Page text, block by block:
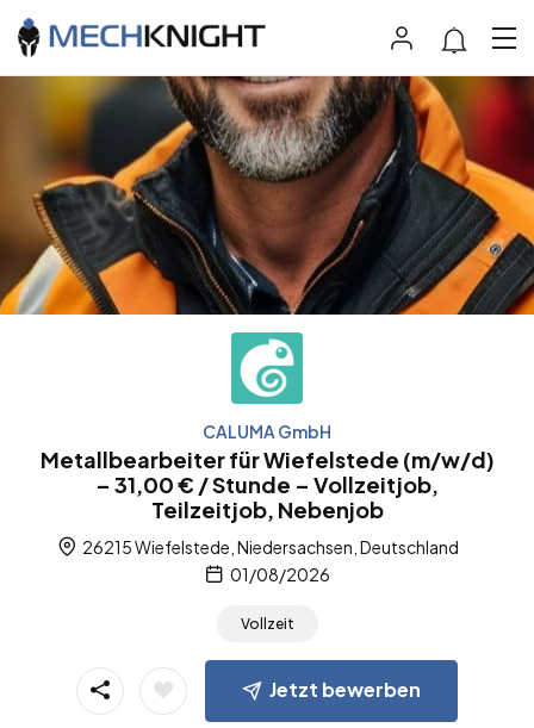
CALUMA GmbH
Metallbearbeiter für Wiefelstede (m/w/d)
– 31,00 € / Stunde – Vollzeitjob,
Teilzeitjob, Nebenjob
26215 Wiefelstede, Niedersachsen, Deutschland
01/08/2026
Vollzeit
Jetzt bewerben